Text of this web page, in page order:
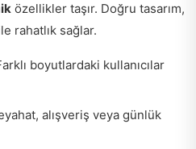
özellikler taşır. Doğru tasarım,
rahatlık sağlar.
boyutlardaki kullanıcılar
alışveriş veya günlük